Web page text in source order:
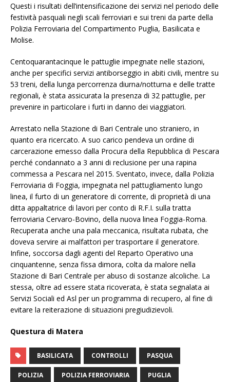
Questi i risultati dell’intensificazione dei servizi nel periodo delle
festività pasquali negli scali ferroviari e sui treni da parte della
Polizia Ferroviaria del Compartimento Puglia, Basilicata e
Molise.
Centoquarantacinque le pattuglie impegnate nelle stazioni,
anche per specifici servizi antiborseggio in abiti civili, mentre su
53 treni, della lunga percorrenza diurna/notturna e delle tratte
regionali, è stata assicurata la presenza di 32 pattuglie, per
prevenire in particolare i furti in danno dei viaggiatori.
Arrestato nella Stazione di Bari Centrale uno straniero, in
quanto era ricercato. A suo carico pendeva un ordine di
carcerazione emesso dalla Procura della Repubblica di Pescara
perché condannato a 3 anni di reclusione per una rapina
commessa a Pescara nel 2015. Sventato, invece, dalla Polizia
Ferroviaria di Foggia, impegnata nel pattugliamento lungo
linea, il furto di un generatore di corrente, di proprietà di una
ditta appaltatrice di lavori per conto di R.F.I. sulla tratta
ferroviaria Cervaro-Bovino, della nuova linea Foggia-Roma.
Recuperata anche una pala meccanica, risultata rubata, che
doveva servire ai malfattori per trasportare il generatore.
Infine, soccorsa dagli agenti del Reparto Operativo una
cinquantenne, senza fissa dimora, colta da malore nella
Stazione di Bari Centrale per abuso di sostanze alcoliche. La
stessa, oltre ad essere stata ricoverata, è stata segnalata ai
Servizi Sociali ed Asl per un programma di recupero, al fine di
evitare la reiterazione di situazioni pregiudizievoli.
Questura di Matera
BASILICATA CONTROLLI PASQUA
POLIZIA POLIZIA FERROVIARIA PUGLIA